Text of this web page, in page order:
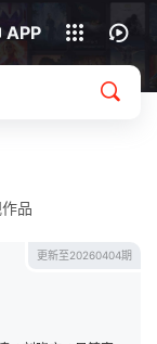
APP
品
更新至20260404期